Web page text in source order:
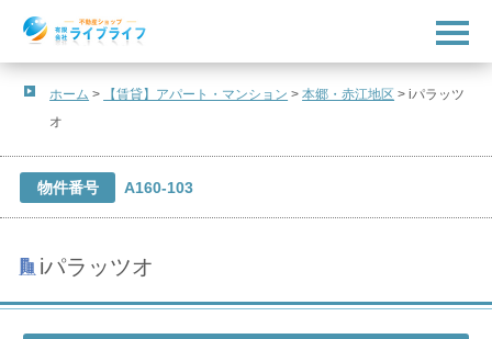
t
o
g
l
v
ホーム > 【賃貸】アパート・マンション >本郷・赤江地区 >iパラッツ
オ
iパラッツオ
物件番号 A160-103